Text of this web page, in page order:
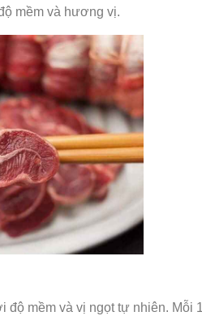
mềm và hương vị.​
mềm và vị ngọt tự nhiên. Mỗi